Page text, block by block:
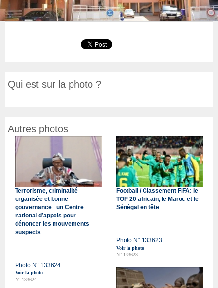
Qui est sur la photo ?
Autres photos
Terrorisme, criminalité
organisée et bonne
gouvernance : un Centre
national d’appels pour
dénoncer les mouvements
suspects
Photo N° 133624
Voir la photo
N° 133624
Football / Classement FIFA: le
TOP 20 africain, le Maroc et le
Sénégal en tête
Photo N° 133623
Voir la photo
N° 133623